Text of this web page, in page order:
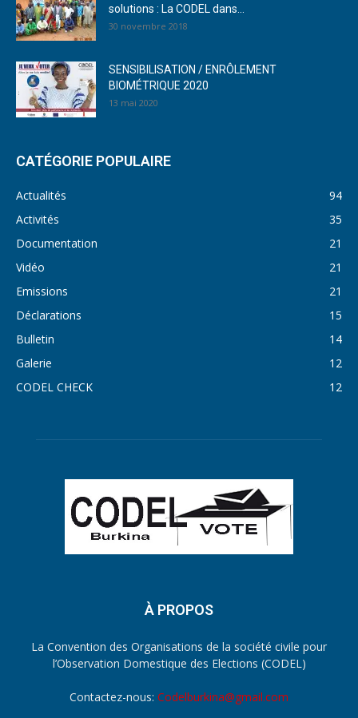
solutions : La CODEL dans...
30 novembre 2018
SENSIBILISATION / ENRÔLEMENT
BIOMÉTRIQUE 2020
13 mai 2020
CATÉGORIE POPULAIRE
Actualités
94
Activités
35
Documentation
21
Vidéo
21
Emissions
21
Déclarations
15
Bulletin
14
Galerie
12
CODEL CHECK
12
À PROPOS
La Convention des Organisations de la société civile pour
l’Observation Domestique des Elections (CODEL)
Contactez-nous: Codelburkina@gmail.com